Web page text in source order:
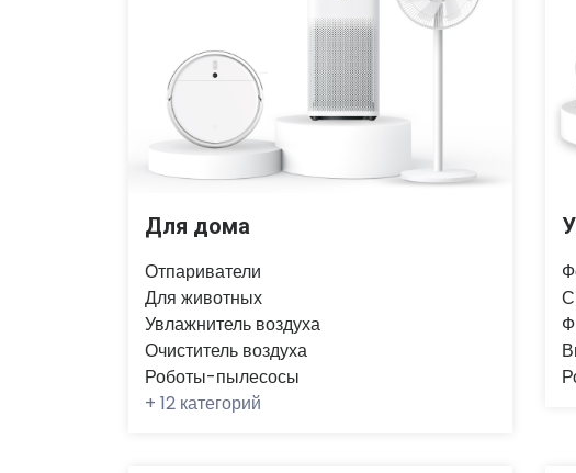
Для дома
Отпариватели
Для животных
Увлажнитель воздуха
Очиститель воздуха
Роботы-пылесосы
+ 12 категорий